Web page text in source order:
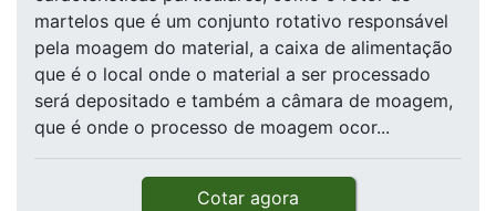
martelos que é um conjunto rotativo responsável
pela moagem do material, a caixa de alimentação
que é o local onde o material a ser processado
será depositado e também a câmara de moagem,
que é onde o processo de moagem ocor...
Cotar agora